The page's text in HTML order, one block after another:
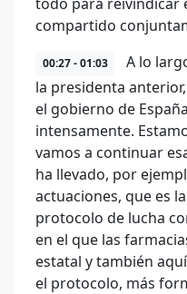
compartido
00:27 - 01:03
A lo
la presidenta
el gobierno de
intensamente.
vamos a continuar
ha llevado, por
actuaciones, que es
protocolo de lucha
en el que las
estatal y también
el protocolo, más